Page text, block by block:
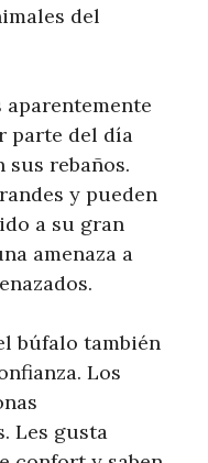
del
parte del día
sus rebaños.
y pueden
a su gran
amenaza a
búfalo también
Los
Les gusta